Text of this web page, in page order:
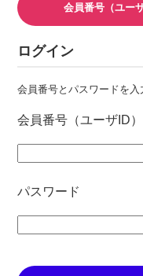
会員番号（ユー
ログイン
会員番号とパスワードを入
会員番号（ユーザID）
パスワード